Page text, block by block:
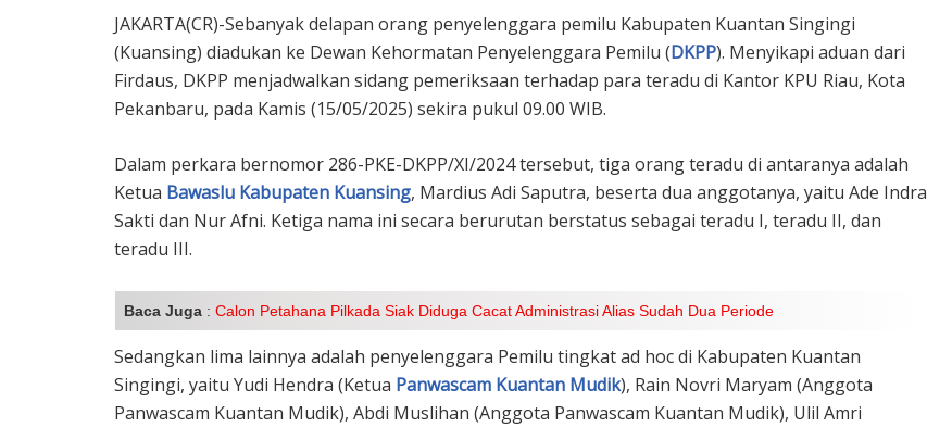
JAKARTA(CR)-Sebanyak delapan orang penyelenggara pemilu Kabupaten Kuantan Singingi
(Kuansing) diadukan ke Dewan Kehormatan Penyelenggara Pemilu (DKPP). Menyikapi aduan dari
Firdaus, DKPP menjadwalkan sidang pemeriksaan terhadap para teradu di Kantor KPU Riau, Kota
Pekanbaru, pada Kamis (15/05/2025) sekira pukul 09.00 WIB.
Dalam perkara bernomor 286-PKE-DKPP/XI/2024 tersebut, tiga orang teradu di antaranya adalah
Ketua Bawaslu Kabupaten Kuansing, Mardius Adi Saputra, beserta dua anggotanya, yaitu Ade Indra
Sakti dan Nur Afni. Ketiga nama ini secara berurutan berstatus sebagai teradu I, teradu II, dan
teradu III.
Baca Juga : Calon Petahana Pilkada Siak Diduga Cacat Administrasi Alias Sudah Dua Periode
Sedangkan lima lainnya adalah penyelenggara Pemilu tingkat ad hoc di Kabupaten Kuantan
Singingi, yaitu Yudi Hendra (Ketua Panwascam Kuantan Mudik), Rain Novri Maryam (Anggota
Panwascam Kuantan Mudik), Abdi Muslihan (Anggota Panwascam Kuantan Mudik), Ulil Amri